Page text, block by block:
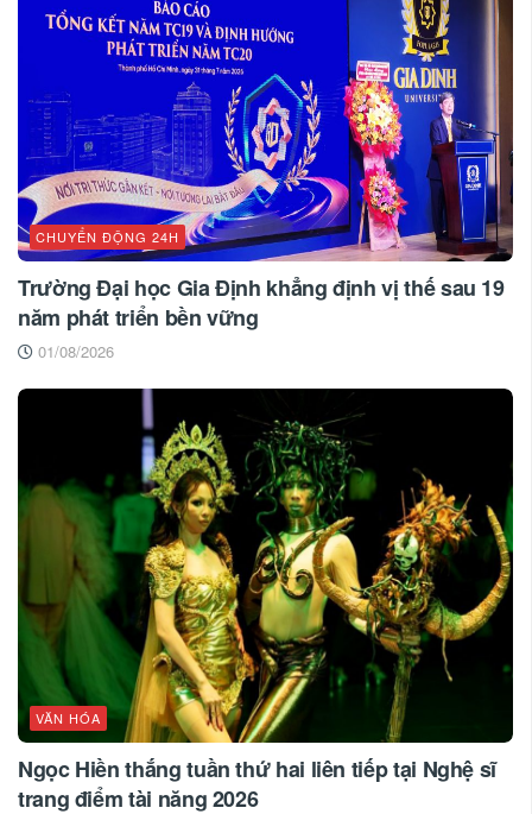
CHUYỂN ĐỘNG 24H
Trường Đại học Gia Định khẳng định vị thế sau 19
năm phát triển bền vững
01/08/2026
VĂN HÓA
Ngọc Hiền thắng tuần thứ hai liên tiếp tại Nghệ sĩ
trang điểm tài năng 2026